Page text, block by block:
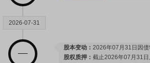
2026-07-31
股本变动： 2026年07月31日因
股权质押： 截止2026年07月31